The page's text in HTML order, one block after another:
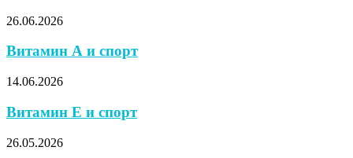
26.06.2026
Витамин А и спорт
14.06.2026
Витамин Е и спорт
26.05.2026